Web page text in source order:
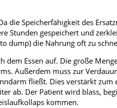
die Speicherfähigkeit des
Stunden gespeichert und
dump) die Nahrung oft zu
dem Essen auf. Die große
Außerdem muss zur
fließt. Dies verstärkt
ab. Der Patient wird blass,
kommen.